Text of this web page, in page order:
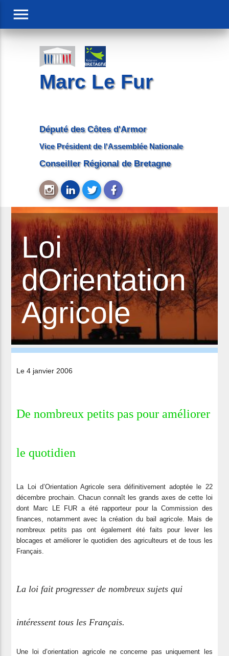
Marc Le Fur
Député des Côtes d'Armor
Vice Président de l'Assemblée Nationale
Conseiller Régional de Bretagne
menu
Loi
dOrientation
Agricole
Le 4 janvier 2006
De nombreux petits pas pour améliorer
le quotidien
La Loi d’Orientation Agricole sera définitivement adoptée le 22
décembre prochain. Chacun connaît les grands axes de cette loi
dont Marc LE FUR a été rapporteur pour la Commission des
finances, notamment avec la création du bail agricole. Mais de
nombreux petits pas ont également été faits pour lever les
blocages et améliorer le quotidien des agriculteurs et de tous les
Français.
La loi fait progresser de nombreux sujets qui
intéressent tous les Français.
Une loi d’orientation agricole ne concerne pas uniquement les